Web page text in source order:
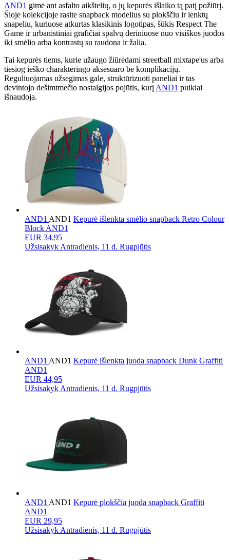
AND1 gimė ant asfalto aikštelių, o jų kepurės išlaiko tą patį požiūrį.
Šioje kolekcijoje rasite snapback modelius su plokščiu ir lenktų
snapeliu, kuriuose atkurtas klasikinis logotipas, šūkis Respect The
Game ir urbanistiniai grafičiai spalvų deriniuose nuo visiškos juodos
iki smėlio arba kontrastų su raudona ir žalia.
Tai kepurės tiems, kurie užaugo žiūrėdami streetball mixtape'us arba
tiesiog ieško charakteringo aksesuaro be komplikacijų.
Reguliuojamas užsegimas gale, struktūrizuoti paneliai ir tas
devintojo dešimtmečio nostalgijos pojūtis, kurį AND1 puikiai
išnaudoja.
AND1 AND1 Kepurė išlenkta smėlio snapback Retro Colour
Block AND1
EUR 34,95
Užsisakyk Antradienis, 11 d. Rugpjūtis
AND1 AND1 Kepurė išlenkta juoda snapback Dunk Graffiti
AND1
EUR 44,95
Užsisakyk Antradienis, 11 d. Rugpjūtis
AND1 AND1 Kepurė plokščia juoda snapback Graffiti
AND1
EUR 29,95
Užsisakyk Antradienis, 11 d. Rugpjūtis